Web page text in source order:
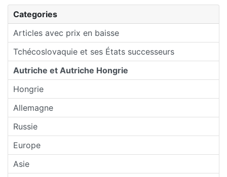
Categories
Articles avec prix en baisse
Tchécoslovaquie et ses États successeurs
Autriche et Autriche Hongrie
Hongrie
Allemagne
Russie
Europe
Asie